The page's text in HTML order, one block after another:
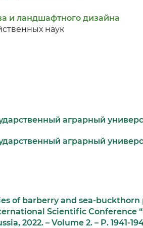
и ландшафтного дизайна
наук
аграрный
аграрный
of barberry and sea-
Scientific Conference
2022. – Volume 2. – P. 1941-